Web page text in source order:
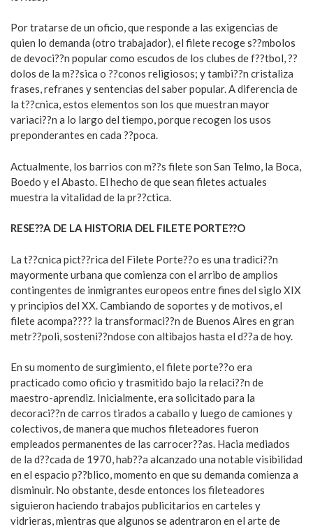
Por tratarse de un oficio, que responde a las exigencias de
quien lo demanda (otro trabajador), el filete recoge s??mbolos
de devoci??n popular como escudos de los clubes de f??tbol, ??
dolos de la m??sica o ??conos religiosos; y tambi??n cristaliza
frases, refranes y sentencias del saber popular. A diferencia de
la t??cnica, estos elementos son los que muestran mayor
variaci??n a lo largo del tiempo, porque recogen los usos
preponderantes en cada ??poca.
Actualmente, los barrios con m??s filete son San Telmo, la Boca,
Boedo y el Abasto. El hecho de que sean filetes actuales
muestra la vitalidad de la pr??ctica.
RESE??A DE LA HISTORIA DEL FILETE PORTE??O
La t??cnica pict??rica del Filete Porte??o es una tradici??n
mayormente urbana que comienza con el arribo de amplios
contingentes de inmigrantes europeos entre fines del siglo XIX
y principios del XX. Cambiando de soportes y de motivos, el
filete acompa???? la transformaci??n de Buenos Aires en gran
metr??poli, sosteni??ndose con altibajos hasta el d??a de hoy.
En su momento de surgimiento, el filete porte??o era
practicado como oficio y trasmitido bajo la relaci??n de
maestro-aprendiz. Inicialmente, era solicitado para la
decoraci??n de carros tirados a caballo y luego de camiones y
colectivos, de manera que muchos fileteadores fueron
empleados permanentes de las carrocer??as. Hacia mediados
de la d??cada de 1970, hab??a alcanzado una notable visibilidad
en el espacio p??blico, momento en que su demanda comienza a
disminuir. No obstante, desde entonces los fileteadores
siguieron haciendo trabajos publicitarios en carteles y
vidrieras, mientras que algunos se adentraron en el arte de